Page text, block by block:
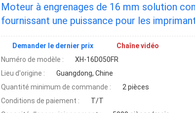
Moteur à engrenages de 16 mm solution
fournissant une puissance pour les
machines CNC nécessitant un contrôle
du couple
Demander le dernier prix
Chaîne vidéo
Numéro de modèle :
XH-16D050FR
Lieu d'origine :
Guangdong, Chine
Quantité minimum de commande :
2 pièces
Conditions de paiement :
T/T